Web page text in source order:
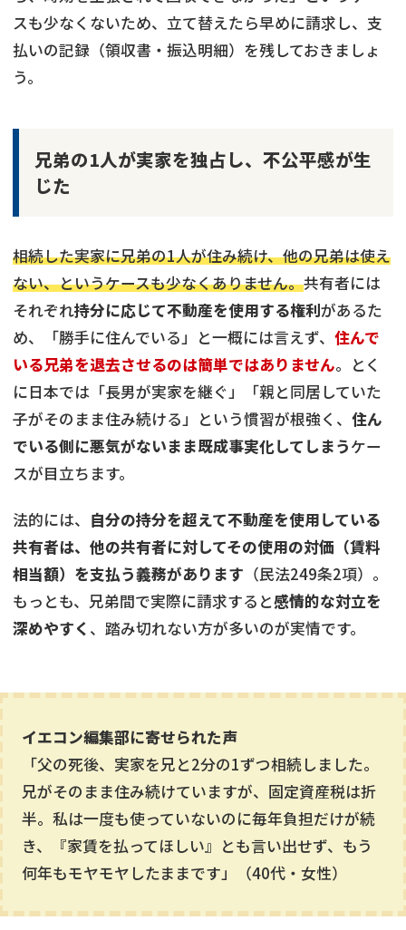
スも少なくないため、立て替えたら早めに請求し、支
払いの記録（領収書・振込明細）を残しておきましょ
う。
兄弟の1人が実家を独占し、不公平感が生
じた
相続した実家に兄弟の1人が住み続け、他の兄弟は使え
ない、というケースも少なくありません。共有者には
それぞれ持分に応じて不動産を使用する権利があるた
め、「勝手に住んでいる」と一概には言えず、 住んで
いる兄弟を退去させるのは簡単ではありません。とく
に日本では「長男が実家を継ぐ」「親と同居していた
子がそのまま住み続ける」という慣習が根強く、 住ん
でいる側に悪気がないまま既成事実化してしまうケー
スが目立ちます。
法的には、 自分の持分を超えて不動産を使用している
共有者は、他の共有者に対してその使用の対価（賃料
相当額）を支払う義務があります （民法249条2項）。
もっとも、兄弟間で実際に請求すると感情的な対立を
深めやすく 、踏み切れない方が多いのが実情です。
イエコン編集部に寄せられた声
「父の死後、実家を兄と2分の1ずつ相続しました。
兄がそのまま住み続けていますが、固定資産税は折
半。私は一度も使っていないのに毎年負担だけが続
き、『家賃を払ってほしい』とも言い出せず、もう
何年もモヤモヤしたままです」（40代・女性）